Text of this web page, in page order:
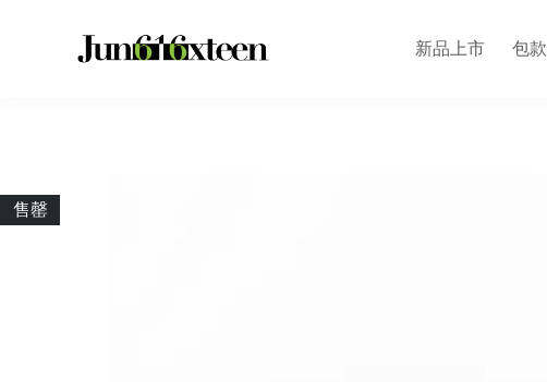
新品上市 包款
售罄